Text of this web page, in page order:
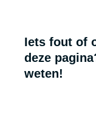
Iets fout of
deze
weten!